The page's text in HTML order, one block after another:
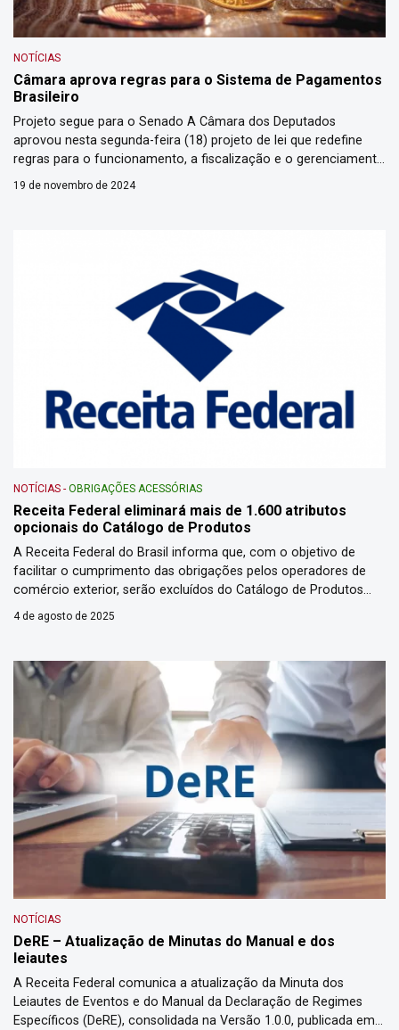
NOTÍCIAS
Câmara aprova regras para o Sistema de Pagamentos
Brasileiro
Projeto segue para o Senado A Câmara dos Deputados
aprovou nesta segunda-feira (18) projeto de lei que redefine
regras para o funcionamento, a fiscalização e o gerenciamento
de riscos no Sistema de Pagamentos Brasileiro (SPB),
19 de novembro de 2024
NOTÍCIAS - OBRIGAÇÕES ACESSÓRIAS
Receita Federal eliminará mais de 1.600 atributos
opcionais do Catálogo de Produtos
A Receita Federal do Brasil informa que, com o objetivo de
facilitar o cumprimento das obrigações pelos operadores de
comércio exterior, serão excluídos do Catálogo de Produtos
todos os atributos opcionais exclusivos da RFB vinculados às
Nomenclaturas Comuns do Mercosul (NCM). A medida
total de 2.292 […]
4 de agosto de 2025
NOTÍCIAS
DeRE – Atualização de Minutas do Manual e dos
leiautes
A Receita Federal comunica a atualização da Minuta dos
Leiautes de Eventos e do Manual da Declaração de Regimes
Específicos (DeRE), consolidada na Versão 1.0.0, publicada em